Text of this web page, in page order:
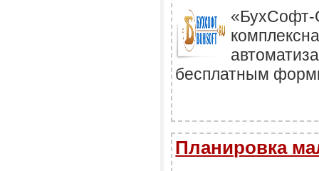
«БухСофт-
бесплатным
Планировка